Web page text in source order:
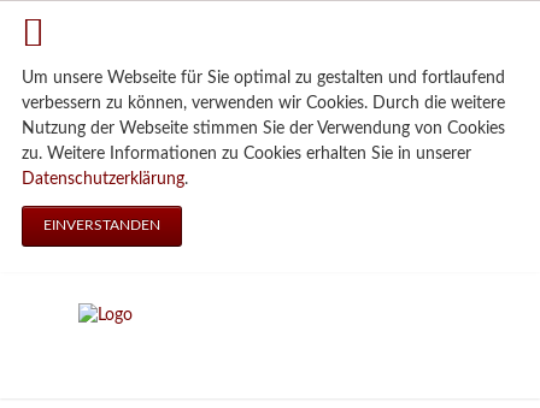
Um unsere Webseite für Sie optimal zu gestalten und fortlaufend
verbessern zu können, verwenden wir Cookies. Durch die weitere
Nutzung der Webseite stimmen Sie der Verwendung von Cookies
zu. Weitere Informationen zu Cookies erhalten Sie in unserer
Datenschutzerklärung.
EINVERSTANDEN